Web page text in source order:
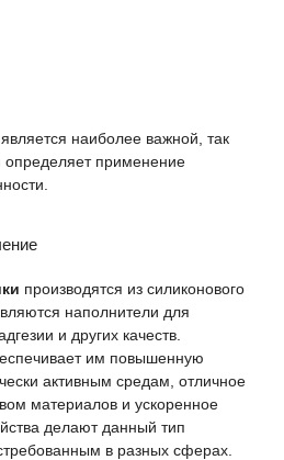
наиболее важной, так
определяет применение
производятся из силиконового
наполнители для
и других качеств.
им повышенную
активным средам, отличное
материалов и ускоренное
делают данный тип
в разных сферах.